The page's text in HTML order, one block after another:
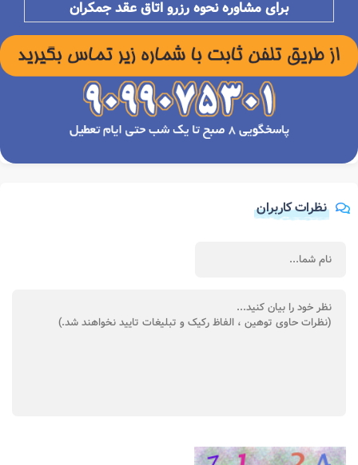
برای مشاوره نحوه رزرو اتاق عقد جمکران
نظرات کاربران